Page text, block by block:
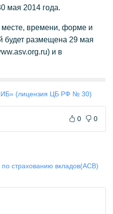
мая 2014 года.
времени, форме и
будет размещена 29 мая
и в
(лицензия ЦБ РФ № 30)
0 0
по страхованию вкладов(АСВ)